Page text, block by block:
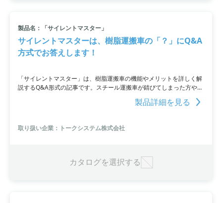
製品名：「サイレントマスター」
サイレントマスターは、樹脂運搬車の「？」にQ&A
方式でお答えします！
「サイレントマスター」は、樹脂運搬車の機能やメリットを詳しく解
説するQ&A形式の記事です。スチール運搬車が錆びてしまった方や、
樹脂運搬車の採用を検討している方におすすめです。
製品詳細を見る
取り扱い企業：トークシステム株式会社
カタログを選択する